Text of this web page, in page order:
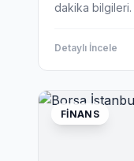
dakika bilgileri.
Detaylı İncele
FINANS